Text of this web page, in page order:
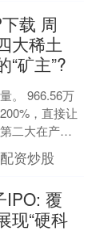
载 周
大稀土
“矿主”?
。 966.56万
，直接让
二大在产轻
的白云鄂
资炒股
IPO: 覆
现“硬科